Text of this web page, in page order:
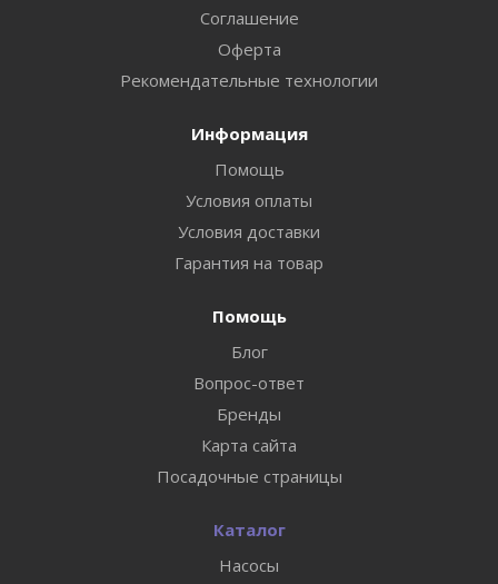
Соглашение
Оферта
Рекомендательные технологии
Информация
Помощь
Условия оплаты
Условия доставки
Гарантия на товар
Помощь
Блог
Вопрос-ответ
Бренды
Карта сайта
Посадочные страницы
Каталог
Насосы